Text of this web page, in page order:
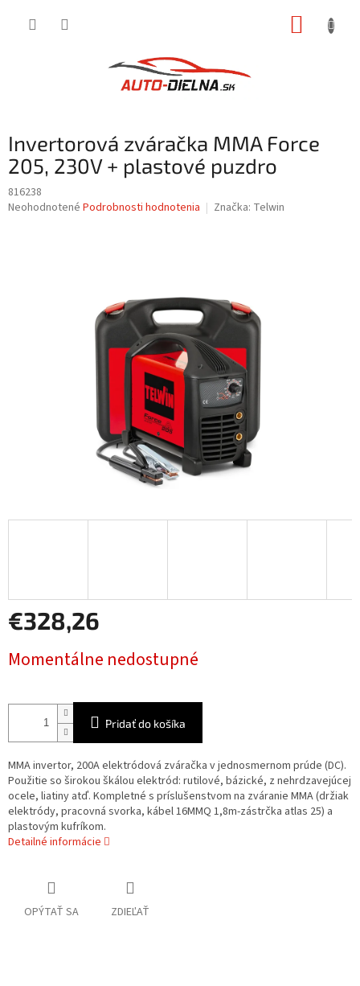
Invertorová zváračka MMA Force
205, 230V + plastové puzdro
816238
Priemerné
Neohodnotené Podrobnosti hodnotenia Značka: Telwin
€328,26
cena:
Momentálne nedostupné
Pridať do košíka
MMA invertor, 200A elektródová zváračka v jednosmernom prúde (DC).
Použitie so širokou škálou elektród: rutilové, bázické, z nehrdzavejúcej
ocele, liatiny atď. Kompletné s príslušenstvom na zváranie MMA (držiak
elektródy, pracovná svorka, kábel 16MMQ 1,8m-zástrčka atlas 25) a
plastovým kufríkom.
Detailné informácie
OPÝTAŤ SA ZDIEĽAŤ